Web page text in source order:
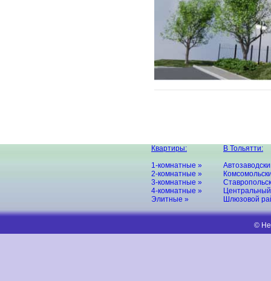
Квартиры:
1-комнатные »
2-комнатные »
3-комнатные »
4-комнатные »
Элитные »
В Тольятти:
Шлюзовой
©